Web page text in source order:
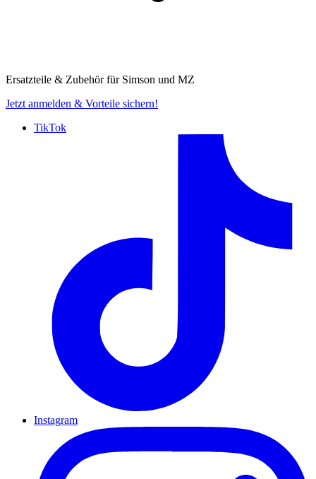
Ersatzteile & Zubehör für Simson und MZ
Jetzt anmelden & Vorteile sichern!
TikTok
Instagram